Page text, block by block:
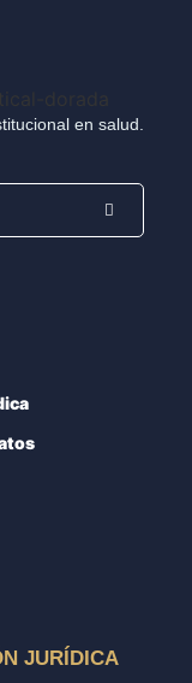
en salud.
JURÍDICA